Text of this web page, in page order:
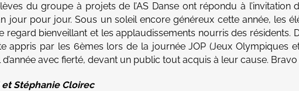
du groupe à projets de l’AS Danse ont répondu à
jour pour jour. Sous un soleil encore généreux cette année, les
regard bienveillant et les applaudissements nourris des
appris par les 6èmes lors de la journée JOP (Jeux Olympiques
avec fierté, devant un public tout acquis à leur cause. Bravo
Stéphanie Cloirec